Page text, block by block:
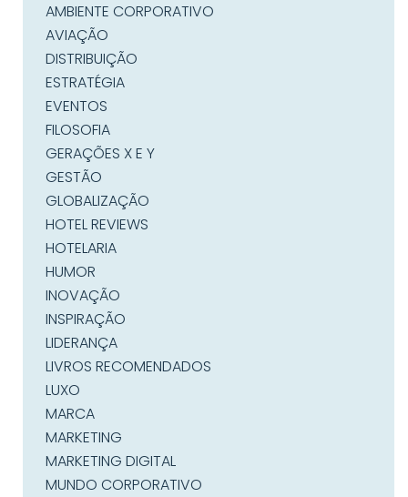
AMBIENTE CORPORATIVO
AVIAÇÃO
DISTRIBUIÇÃO
ESTRATÉGIA
EVENTOS
FILOSOFIA
GERAÇÕES X E Y
GESTÃO
GLOBALIZAÇÃO
HOTEL REVIEWS
HOTELARIA
HUMOR
INOVAÇÃO
INSPIRAÇÃO
LIDERANÇA
LIVROS RECOMENDADOS
LUXO
MARCA
MARKETING
MARKETING DIGITAL
MUNDO CORPORATIVO